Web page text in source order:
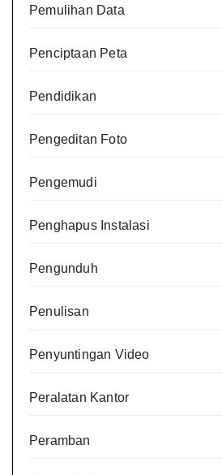
Pemulihan Data
Penciptaan Peta
Pendidikan
Pengeditan Foto
Pengemudi
Penghapus Instalasi
Pengunduh
Penulisan
Penyuntingan Video
Peralatan Kantor
Peramban